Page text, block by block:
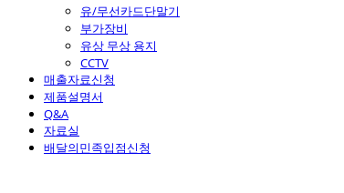
유/무선카드단말기
부가장비
유상 무상 용지
CCTV
매출자료신청
제품설명서
Q&A
자료실
배달의민족입점신청